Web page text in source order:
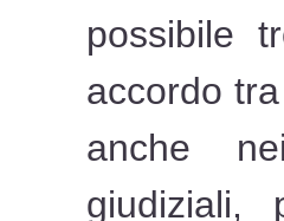
possibile
accordo
anche
giudiziali,